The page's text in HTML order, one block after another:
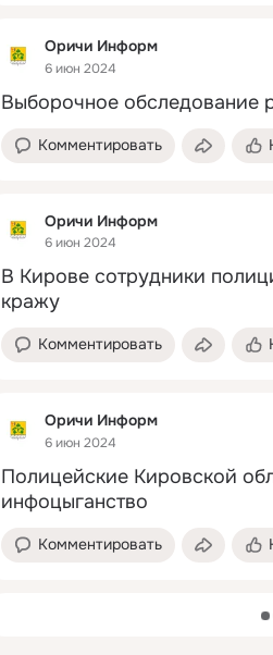
Оричи Информ
6 июн 2024
Выборочное обследование
Комментировать
Оричи Информ
6 июн 2024
В Кирове сотрудники
кражу
Комментировать
Оричи Информ
6 июн 2024
Полицейские Кировской
инфоцыганство
Комментировать